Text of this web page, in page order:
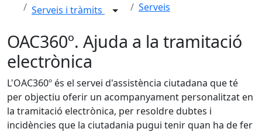
Serveis i tràmits Serveis
OAC360º. Ajuda a la tramitació
electrònica
L'OAC360º és el servei d'assistència ciutadana que té
per objectiu oferir un acompanyament personalitzat en
la tramitació electrònica, per resoldre dubtes i
incidències que la ciutadania pugui tenir quan ha de fer